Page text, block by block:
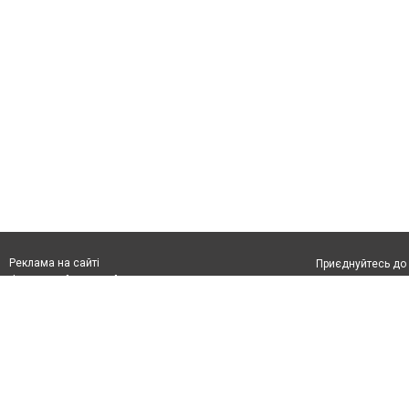
Реклама на сайті
Франшиза "CitySites"
Приєднуйтесь до